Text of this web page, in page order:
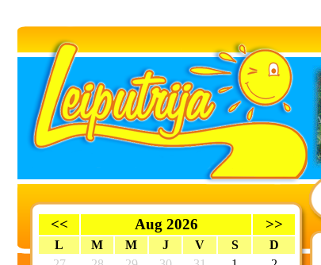
<< Aug 2026 >>
L M M J V S
D